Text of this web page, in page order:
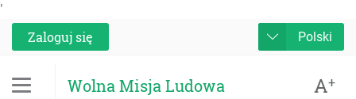
'
Zaloguj się
Polski
Wolna Misja Ludowa A+